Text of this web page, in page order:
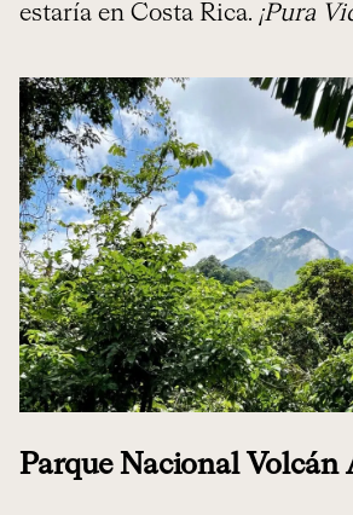
estaría en Costa Rica. ¡Pura
Parque Nacional Volcán